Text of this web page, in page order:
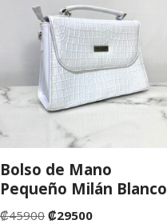
Bolso de Mano
Pequeño Milán Blanco
₡45900 ₡29500